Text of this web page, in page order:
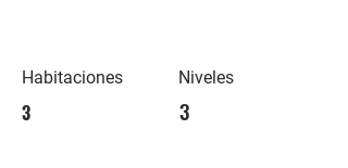
Habitaciones
3
Niveles
3